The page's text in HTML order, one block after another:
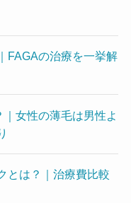
FAGAの治療を一挙解
女性の薄毛は男性よ
とは？｜治療費比較